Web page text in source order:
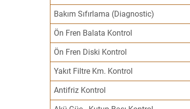
Bakım Sıfırlama (Diagnostic)
Ön Fren Balata Kontrol
Ön Fren Diski Kontrol
Yakıt Filtre Km. Kontrol
Antifriz Kontrol